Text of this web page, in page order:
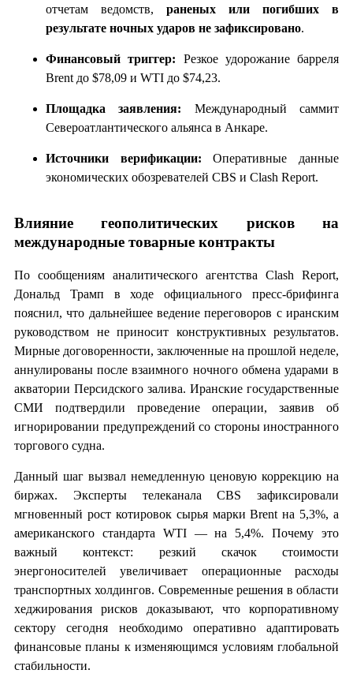
отчетам ведомств, раненых или погибших в
результате ночных ударов не зафиксировано.
Финансовый триггер: Резкое удорожание барреля
Brent до $78,09 и WTI до $74,23.
Площадка заявления: Международный саммит
Североатлантического альянса в Анкаре.
Источники верификации: Оперативные данные
экономических обозревателей CBS и Clash Report.
Влияние геополитических рисков на
международные товарные контракты
По сообщениям аналитического агентства Clash Report,
Дональд Трамп в ходе официального пресс-брифинга
пояснил, что дальнейшее ведение переговоров с иранским
руководством не приносит конструктивных результатов.
Мирные договоренности, заключенные на прошлой неделе,
аннулированы после взаимного ночного обмена ударами в
акватории Персидского залива. Иранские государственные
СМИ подтвердили проведение операции, заявив об
игнорировании предупреждений со стороны иностранного
торгового судна.
Данный шаг вызвал немедленную ценовую коррекцию на
биржах. Эксперты телеканала CBS зафиксировали
мгновенный рост котировок сырья марки Brent на 5,3%, а
американского стандарта WTI — на 5,4%. Почему это
важный контекст: резкий скачок стоимости
энергоносителей увеличивает операционные расходы
транспортных холдингов. Современные решения в области
хеджирования рисков доказывают, что корпоративному
сектору сегодня необходимо оперативно адаптировать
финансовые планы к изменяющимся условиям глобальной
стабильности.